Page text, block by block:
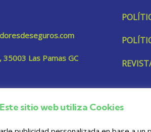
35003 Las Pamas GC
Este sitio web utiliza Cookies